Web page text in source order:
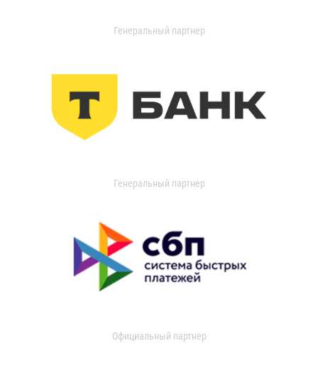
Генеральный партнер
Генеральный партнер
Официальный партнер